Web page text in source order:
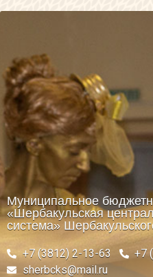
Муниципальное
«Шербакульская
система»
+7 (3812) 2-13-63
+7
sherbcks@mail.ru